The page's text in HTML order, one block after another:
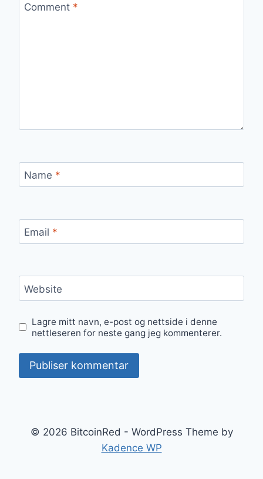
Comment *
Name *
Email *
Website
Lagre mitt navn, e-post og nettside i denne
nettleseren for neste gang jeg kommenterer.
© 2026 BitcoinRed - WordPress Theme by
Kadence WP